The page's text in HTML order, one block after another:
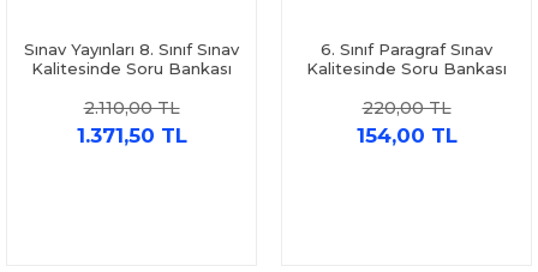
Sınav Yayınları 8. Sınıf Sınav
Kalitesinde Soru Bankası
2.110,00 TL
1.371,50 TL
6. Sınıf Paragraf Sınav
Kalitesinde Soru Bankası
220,00 TL
154,00 TL